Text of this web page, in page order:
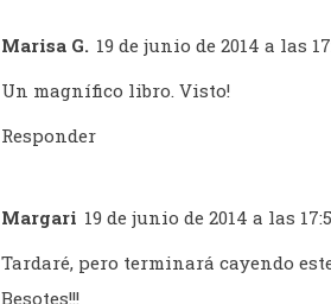
Marisa G. 19 de junio de 2014 a las
Un magnífico libro. Visto!
Responder
Margari 19 de junio de 2014 a las
Tardaré, pero terminará cayendo
Besotes!!!